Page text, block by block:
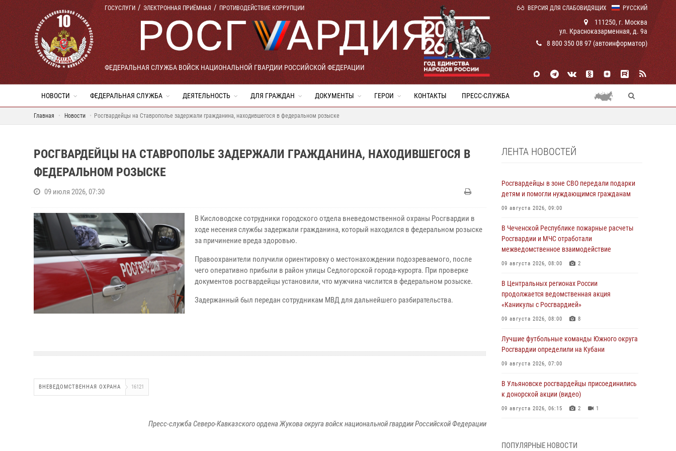
РУССКИЙ
ГОСУСЛУГИ ЭЛЕКТРОННАЯ ПРИЁМНАЯ ПРОТИВОДЕЙСТВИЕ КОРРУПЦИИ ВЕРСИЯ ДЛЯ СЛАБОВИДЯЩИХ
ФЕДЕРАЛЬНАЯ СЛУЖБА ВОЙСК НАЦИОНАЛЬНОЙ ГВАРДИИ РОССИЙСКОЙ ФЕДЕРАЦИИ
111250, г. Москва
ул. Красноказарменная, д. 9а
8 800 350 08 97 (автоинформатор)
НОВОСТИ ФЕДЕРАЛЬНАЯ СЛУЖБА ДЕЯТЕЛЬНОСТЬ ДЛЯ ГРАЖДАН ДОКУМЕНТЫ ГЕРОИ КОНТАКТЫ ПРЕСС-СЛУЖБА
Главная Новости Росгвардейцы на Ставрополье задержали гражданина, находившегося в федеральном розыске
РОСГВАРДЕЙЦЫ НА СТАВРОПОЛЬЕ ЗАДЕРЖАЛИ ГРАЖДАНИНА, НАХОДИВШЕГОСЯ В
ФЕДЕРАЛЬНОМ РОЗЫСКЕ
09 июля 2026, 07:30
В Кисловодске сотрудники городского отдела вневедомственной охраны Росгвардии в
ходе несения службы задержали гражданина, который находился в федеральном розыске
за причинение вреда здоровью.
Правоохранители получили ориентировку о местонахождении подозреваемого, после
чего оперативно прибыли в район улицы Седлогорской города-курорта. При проверке
документов росгвардейцы установили, что мужчина числится в федеральном розыске.
Задержанный был передан сотрудникам МВД для дальнейшего разбирательства.
ВНЕВЕДОМСТВЕННАЯ ОХРАНА 16121
Пресс-служба Северо-Кавказского ордена Жукова округа войск национальной гвардии Российской Федерации
ЛЕНТА НОВОСТЕЙ
Росгвардейцы в зоне СВО передали подарки
детям и помогли нуждающимся гражданам
09 августа 2026, 09:00
В Чеченской Республике пожарные расчеты
Росгвардии и МЧС отработали
межведомственное взаимодействие
09 августа 2026, 08:00 2
В Центральных регионах России
продолжается ведомственная акция
«Каникулы с Росгвардией»
09 августа 2026, 08:00 8
Лучшие футбольные команды Южного округа
Росгвардии определили на Кубани
09 августа 2026, 07:00
В Ульяновске росгвардейцы присоединились
к донорской акции (видео)
09 августа 2026, 06:15 2 1
ПОПУЛЯРНЫЕ НОВОСТИ